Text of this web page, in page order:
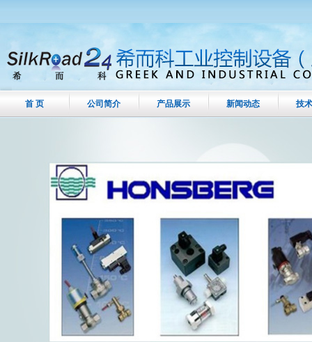
首 页 公司简介 产品展示 新闻动态 技